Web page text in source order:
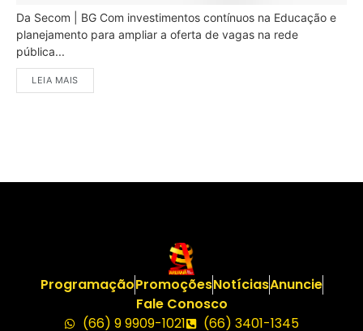
Da Secom | BG Com investimentos contínuos na Educação e
planejamento para ampliar a oferta de vagas na rede
pública...
LEIA MAIS
ProgramaçãoPromoçõesNotíciasAnuncie
Fale Conosco
(66) 9 9909-1021
(66) 3401-1345